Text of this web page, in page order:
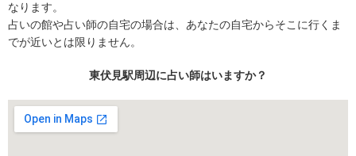
なります。
占いの館や占い師の自宅の場合は、あなたの自宅からそこに行くま
でが近いとは限りません。
東伏見駅周辺に占い師はいますか？